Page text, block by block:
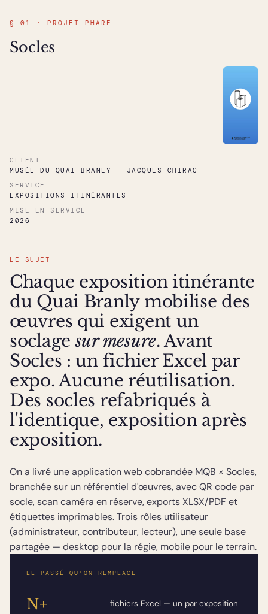
§ 01 · PROJET PHARE
Socles
CLIENT
MUSÉE DU QUAI BRANLY — JACQUES CHIRAC
SERVICE
EXPOSITIONS ITINÉRANTES
MISE EN SERVICE
2026
LE SUJET
Chaque exposition itinérante
du Quai Branly mobilise des
œuvres qui exigent un
soclagesur mesure. Avant
Socles : un fichier Excel par
expo. Aucune réutilisation.
Des socles refabriqués à
l'identique, exposition après
exposition.
On a livré une application web cobrandée MQB × Socles,
branchée sur un référentiel d'œuvres, avec QR code par
socle, scan caméra en réserve, exports XLSX/PDF et
étiquettes imprimables. Trois rôles utilisateur
(administrateur, contributeur, lecteur), une seule base
partagée — desktop pour la régie, mobile pour le terrain.
LE PASSÉ QU'ON REMPLACE
N+ fichiers Excel — un par exposition